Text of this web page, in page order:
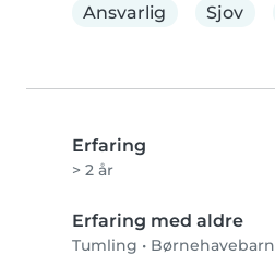
Ansvarlig
Sjov
Erfaring
> 2 år
Erfaring med aldre
Tumling • Børnehavebarn